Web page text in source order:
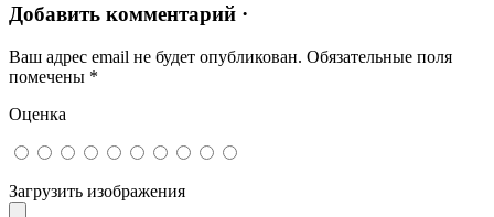
Добавить комментарий ·
Ваш адрес email не будет опубликован. Обязательные поля
помечены *
Оценка
Загрузить изображения